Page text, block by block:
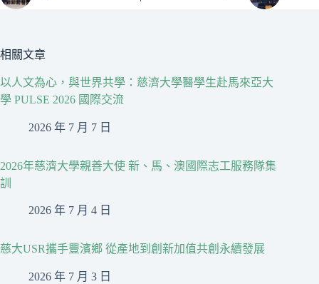
相關文章
以人文為心，與世界共學：慈濟大學醫學生赴馬來亞大
學 PULSE 2026 國際交流
2026 年 7 月 7 日
2026年慈濟大學親善大使 新、馬、澳國際志工服務隊集
訓
2026 年 7 月 4 日
慈大USR攜手豐濱鄉 從產地到創新加值共創永續發展
2026 年 7 月 3 日